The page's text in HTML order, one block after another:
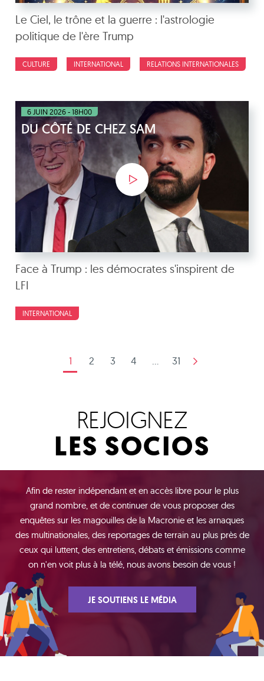
Le Ciel, le trône et la guerre : l'astrologie
politique de l'ère Trump
CULTURE INTERNATIONAL RELATIONS INTERNATIONALES
6 JUIN 2026 - 18H00
DU CÔTÉ DE CHEZ SAM
Face à Trump : les démocrates s'inspirent de
LFI
INTERNATIONAL
1 2 3 4 31
REJOIGNEZ
LES SOCIOS
Afin de rester indépendant et en accès libre pour le plus
grand nombre, et de continuer de vous proposer des
enquêtes sur les magouilles de la Macronie et les arnaques
des multinationales, des reportages de terrain au plus près de
ceux qui luttent, des entretiens, débats et émissions comme
on n'en voit plus à la télé, nous avons besoin de vous !
JE SOUTIENS LE MÉDIA